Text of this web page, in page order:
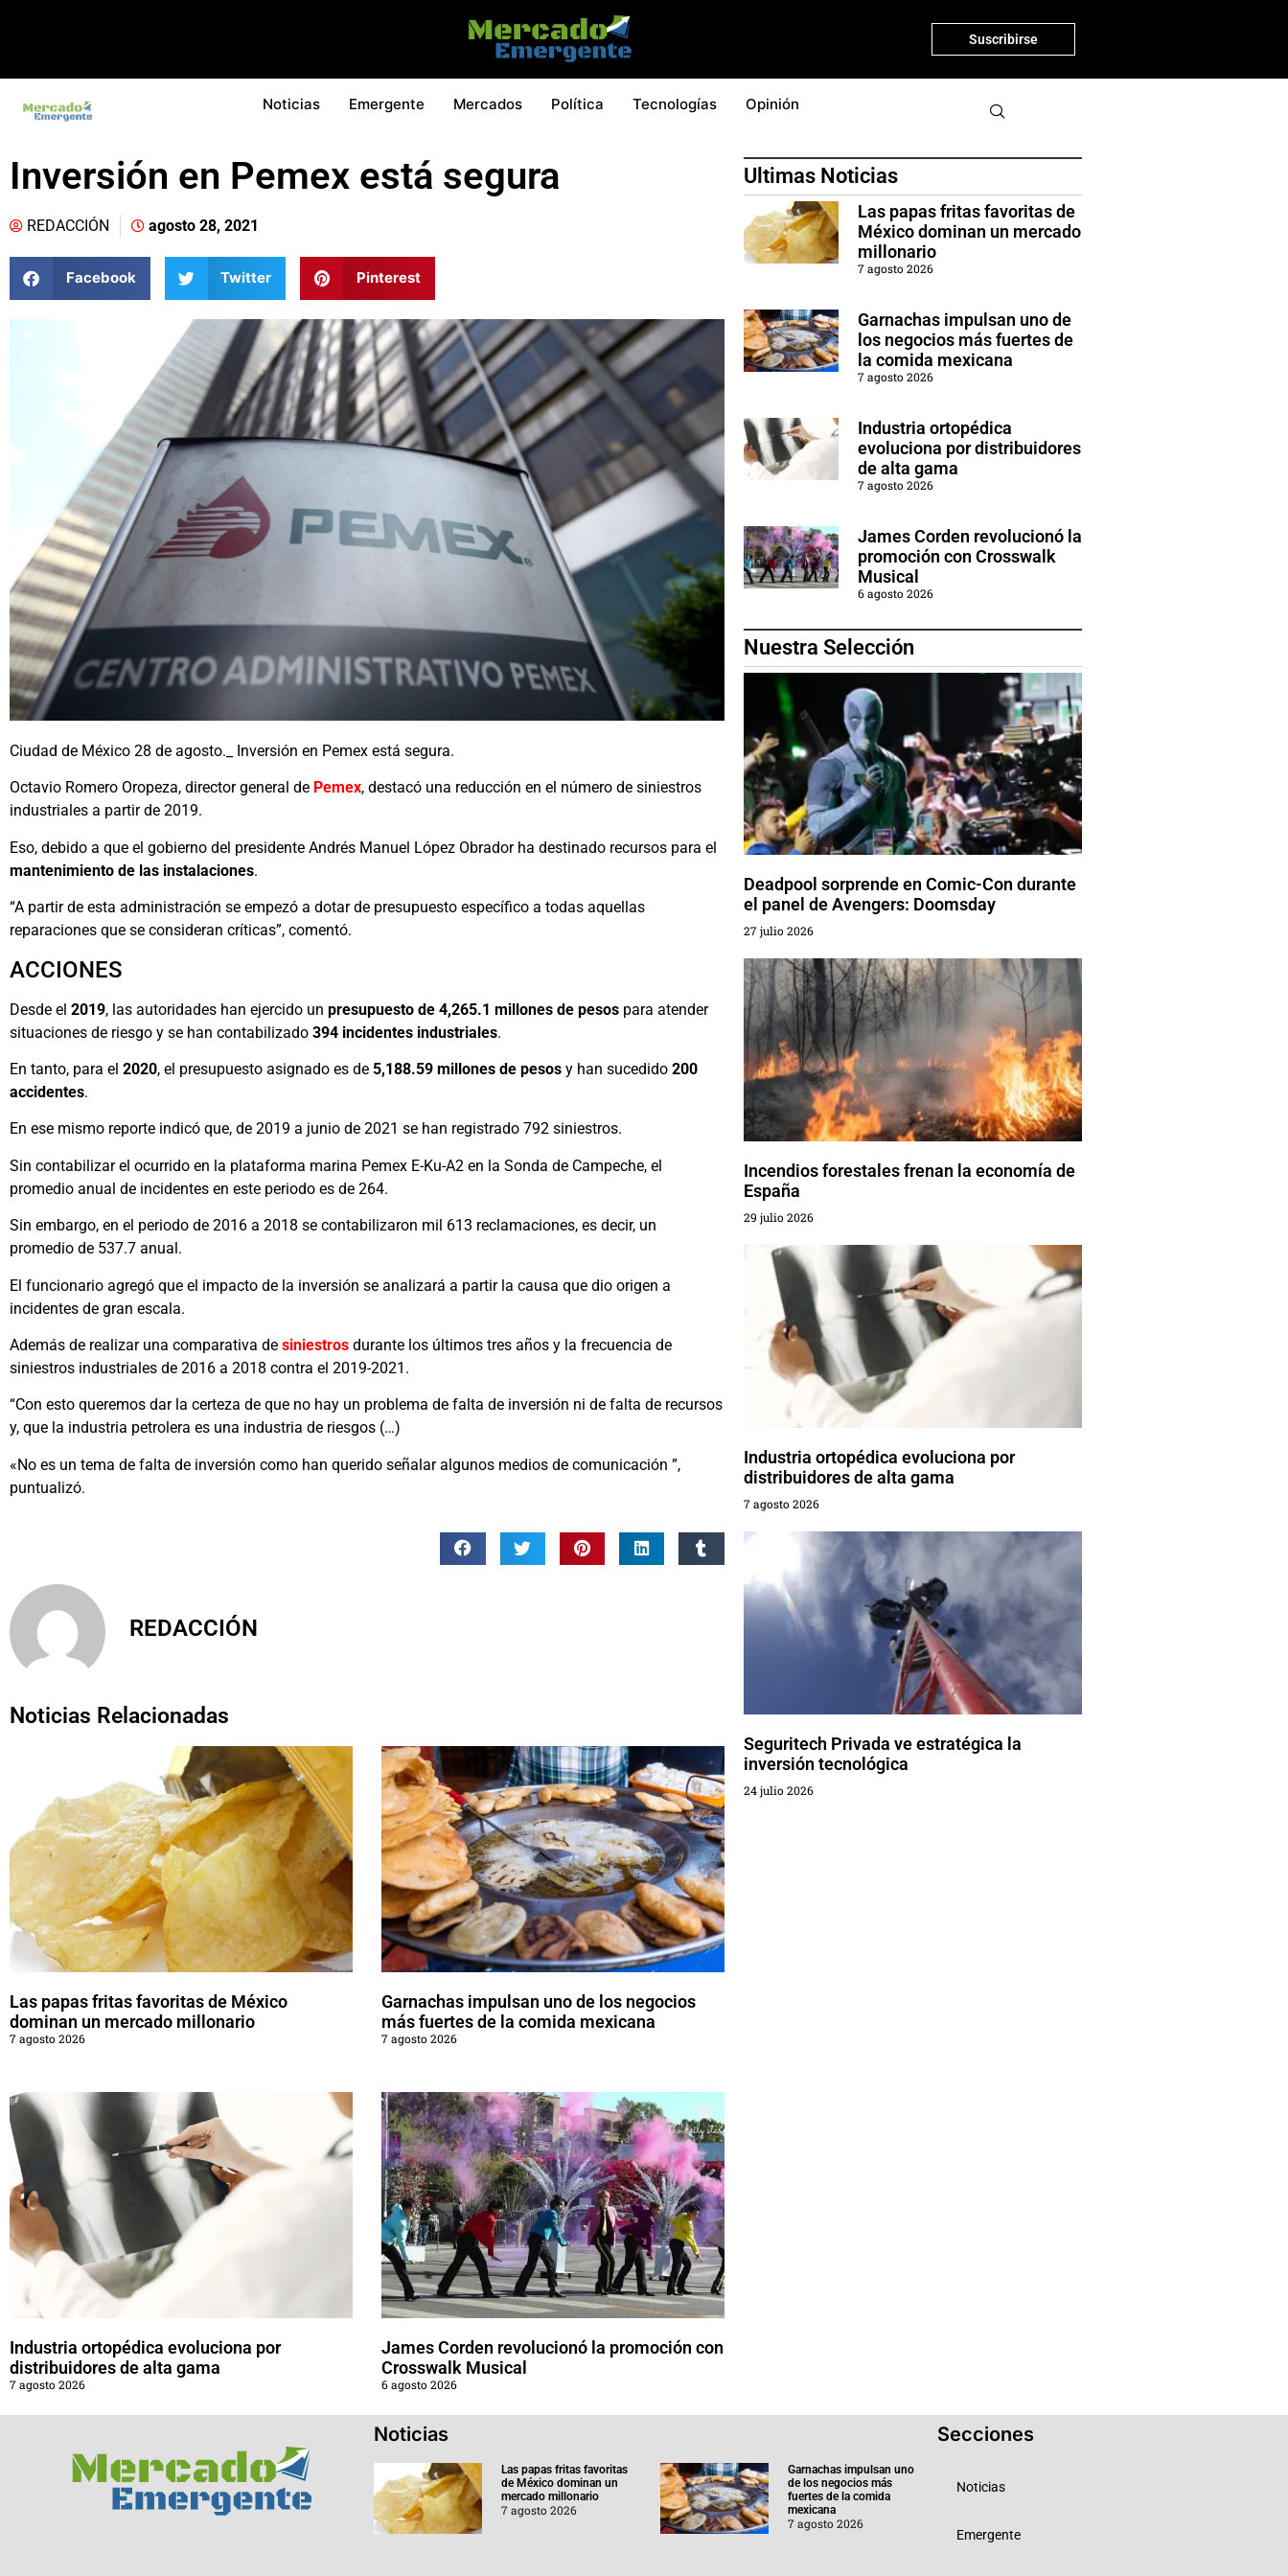
Suscribirse
Noticias Emergente Mercados Política Tecnologías Opinión
Inversión en Pemex está segura
REDACCIÓN agosto 28, 2021
Facebook Twitter Pinterest
Ciudad de México 28 de agosto._ Inversión en Pemex está segura.
Octavio Romero Oropeza, director general de Pemex, destacó una reducción en el número de siniestros
industriales a partir de 2019.
Eso, debido a que el gobierno del presidente Andrés Manuel López Obrador ha destinado recursos para el
mantenimiento de las instalaciones.
“A partir de esta administración se empezó a dotar de presupuesto específico a todas aquellas
reparaciones que se consideran críticas”, comentó.
ACCIONES
Desde el 2019, las autoridades han ejercido un presupuesto de 4,265.1 millones de pesos para atender
situaciones de riesgo y se han contabilizado 394 incidentes industriales.
En tanto, para el 2020, el presupuesto asignado es de 5,188.59 millones de pesos y han sucedido 200
accidentes.
En ese mismo reporte indicó que, de 2019 a junio de 2021 se han registrado 792 siniestros.
Sin contabilizar el ocurrido en la plataforma marina Pemex E-Ku-A2 en la Sonda de Campeche, el
promedio anual de incidentes en este periodo es de 264.
Sin embargo, en el periodo de 2016 a 2018 se contabilizaron mil 613 reclamaciones, es decir, un
promedio de 537.7 anual.
El funcionario agregó que el impacto de la inversión se analizará a partir la causa que dio origen a
incidentes de gran escala.
Además de realizar una comparativa de siniestros durante los últimos tres años y la frecuencia de
siniestros industriales de 2016 a 2018 contra el 2019-2021.
“Con esto queremos dar la certeza de que no hay un problema de falta de inversión ni de falta de recursos
y, que la industria petrolera es una industria de riesgos (…)
«No es un tema de falta de inversión como han querido señalar algunos medios de comunicación ”,
puntualizó.
REDACCIÓN
Noticias Relacionadas
Las papas fritas favoritas de México
dominan un mercado millonario
7 agosto 2026
Garnachas impulsan uno de los negocios
más fuertes de la comida mexicana
7 agosto 2026
Industria ortopédica evoluciona por
distribuidores de alta gama
7 agosto 2026
James Corden revolucionó la promoción con
Crosswalk Musical
6 agosto 2026
Ultimas Noticias
Las papas fritas favoritas de
México dominan un mercado
millonario
7 agosto 2026
Garnachas impulsan uno de
los negocios más fuertes de
la comida mexicana
7 agosto 2026
Industria ortopédica
evoluciona por distribuidores
de alta gama
7 agosto 2026
James Corden revolucionó la
promoción con Crosswalk
Musical
6 agosto 2026
Nuestra Selección
Deadpool sorprende en Comic-Con durante
el panel de Avengers: Doomsday
27 julio 2026
Incendios forestales frenan la economía de
España
29 julio 2026
Industria ortopédica evoluciona por
distribuidores de alta gama
7 agosto 2026
Seguritech Privada ve estratégica la
inversión tecnológica
24 julio 2026
Noticias
Las papas fritas favoritas
de México dominan un
mercado millonario
7 agosto 2026
Garnachas impulsan uno
de los negocios más
fuertes de la comida
mexicana
7 agosto 2026
Secciones
Noticias
Emergente